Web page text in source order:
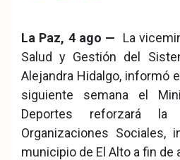
ook
pp
La Paz, 4 ago — La
Salud y Gestión del
Alejandra Hidalgo, informó
siguiente semana el
Deportes reforzará la
Organizaciones Sociales,
municipio de El Alto a fin de